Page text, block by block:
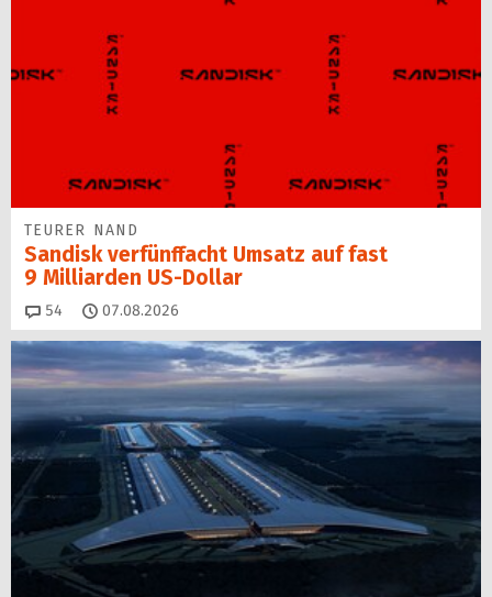
TEURER NAND
Sandisk verfünffacht Umsatz auf fast
9 Milliarden US-Dollar
54 Kommentare
07.08.2026